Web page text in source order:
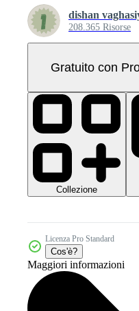
dishan
208.365 Risorse
Gratuito con
Collezione
Licenza Pro Standard
Cos'è?
Maggiori informazioni